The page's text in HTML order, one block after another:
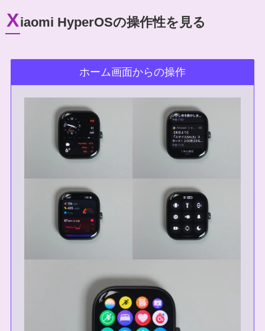
Xiaomi HyperOSの操作性を見る
ホーム画面からの操作